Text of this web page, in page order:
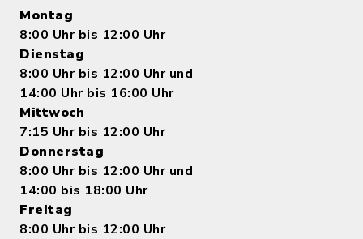
Montag
8:00 Uhr bis 12:00 Uhr
Dienstag
8:00 Uhr bis 12:00 Uhr und
14:00 Uhr bis 16:00 Uhr
Mittwoch
7:15 Uhr bis 12:00 Uhr
Donnerstag
8:00 Uhr bis 12:00 Uhr und
14:00 bis 18:00 Uhr
Freitag
8:00 Uhr bis 12:00 Uhr